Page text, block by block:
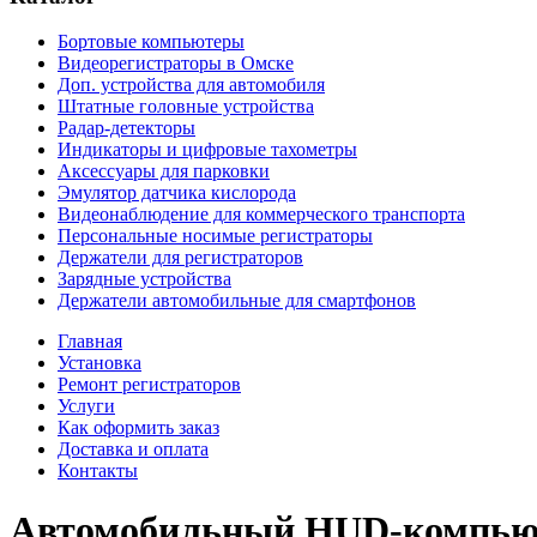
Бортовые компьютеры
Видеорегистраторы в Омске
Доп. устройства для автомобиля
Штатные головные устройства
Радар-детекторы
Индикаторы и цифровые тахометры
Аксессуары для парковки
Эмулятор датчика кислорода
Видеонаблюдение для коммерческого транспорта
Персональные носимые регистраторы
Держатели для регистраторов
Зарядные устройства
Держатели автомобильные для смартфонов
Главная
Установка
Ремонт регистраторов
Услуги
Как оформить заказ
Доставка и оплата
Контакты